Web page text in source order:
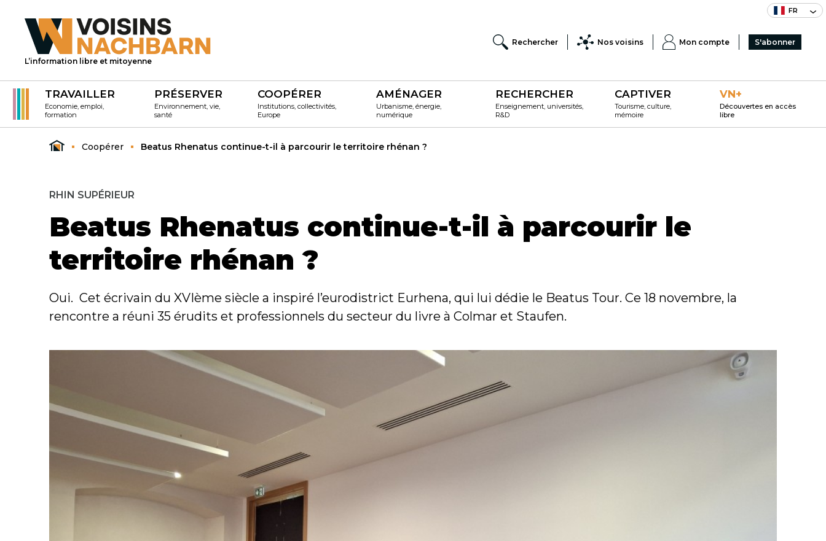
FR
L’information libre et mitoyenne
Rechercher Nos voisins Mon compte S'abonner
TRAVAILLER
Economie, emploi,
formation
PRÉSERVER
Environnement, vie,
santé
COOPÉRER
Institutions, collectivités,
Europe
AMÉNAGER
Urbanisme, énergie,
numérique
RECHERCHER
Enseignement, universités,
R&D
CAPTIVER
Tourisme, culture,
mémoire
VN+
Découvertes en accès
libre
Coopérer Beatus Rhenatus continue-t-il à parcourir le territoire rhénan ?
RHIN SUPÉRIEUR
Beatus Rhenatus continue-t-il à parcourir le
territoire rhénan ?
Oui. Cet écrivain du XVIème siècle a inspiré l’eurodistrict Eurhena, qui lui dédie le Beatus Tour. Ce 18 novembre, la
rencontre a réuni 35 érudits et professionnels du secteur du livre à Colmar et Staufen.